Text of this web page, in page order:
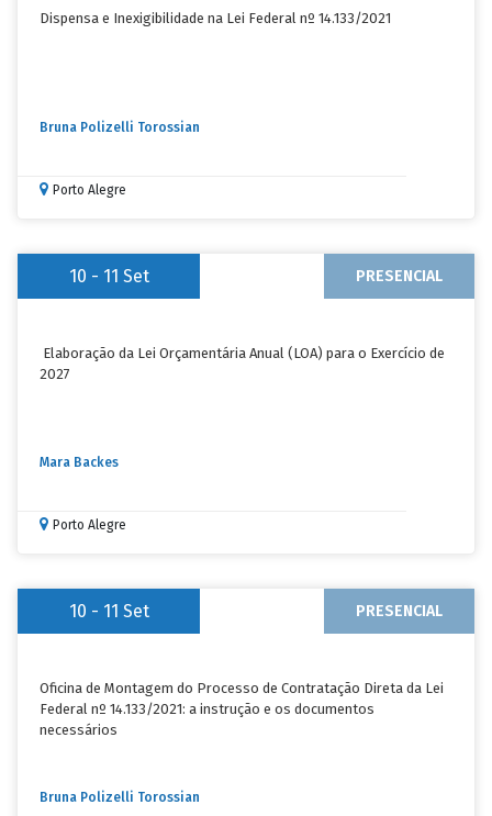
Dispensa e Inexigibilidade na Lei Federal nº 14.133/2021
Bruna Polizelli Torossian
Porto Alegre
10 - 11 Set PRESENCIAL
Elaboração da Lei Orçamentária Anual (LOA) para o Exercício de
2027
Mara Backes
Porto Alegre
10 - 11 Set PRESENCIAL
Oficina de Montagem do Processo de Contratação Direta da Lei
Federal nº 14.133/2021: a instrução e os documentos
necessários
Bruna Polizelli Torossian